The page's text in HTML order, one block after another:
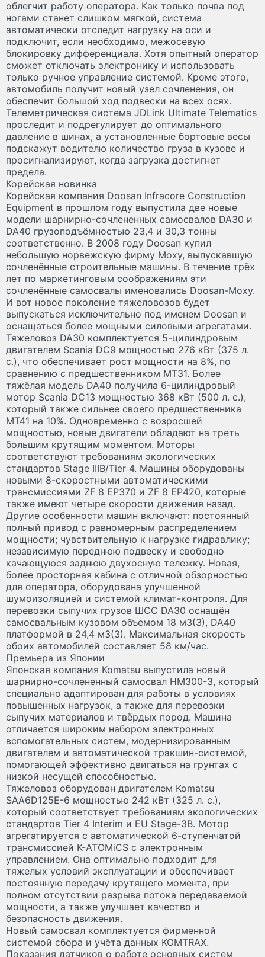
облегчит работу оператора. Как только почва под
ногами станет слишком мягкой, система
автоматически отследит нагрузку на оси и
подключит, если необходимо, межосевую
блокировку дифференциала. Хотя опытный оператор
сможет отключать электронику и использовать
только ручное управление системой. Кроме этого,
автомобиль получит новый узел сочленения, он
обеспечит большой ход подвески на всех осях.
Телеметрическая система JDLink Ultimate Telematics
проследит и подрегулирует до оптимального
давление в шинах, а установленные бортовые весы
подскажут водителю количество груза в кузове и
просигнализируют, когда загрузка достигнет
предела.
Корейская новинка
Корейская компания Doosan Infracore Construction
Equipment в прошлом году выпустила две новые
модели шарнирно-сочлененных самосвалов DA30 и
DA40 грузоподъёмностью 23,4 и 30,3 тонны
соответственно. В 2008 году Doosan купил
небольшую норвежскую фирму Moxy, выпускавшую
сочленённые строительные машины. В течение трёх
лет по маркетинговым соображениям эти
сочленённые самосвалы именовались Doosan-Moxy.
И вот новое поколение тяжеловозов будет
выпускаться исключительно под именем Doosan и
оснащаться более мощными силовыми агрегатами.
Тяжеловоз DA30 комплектуется 5-цилиндровым
двигателем Scania DC9 мощностью 276 кВт (375 л.
с.), что обеспечивает рост мощности на 8%, по
сравнению с предшественником MT31. Более
тяжёлая модель DA40 получила 6-цилиндровый
мотор Scania DC13 мощностью 368 кВт (500 л. с.),
который также сильнее своего предшественника
MT41 на 10%. Одновременно с возросшей
мощностью, новые двигатели обладают на треть
большим крутящим моментом. Моторы
соответствуют требованиям экологических
стандартов Stage IIIB/Tier 4. Машины оборудованы
новыми 8-скоростными автоматическими
трансмиссиями ZF 8 EP370 и ZF 8 EP420, которые
также имеют четыре скорости движения назад.
Другие особенности машин включают: постоянный
полный привод с равномерным распределением
мощности; чувствительную к нагрузке гидравлику;
независимую переднюю подвеску и свободно
качающуюся заднюю двухосную тележку. Новая,
более просторная кабина с отличной обзорностью
для оператора, оборудована улучшенной
шумоизоляцией и системой климат-контроля. Для
перевозки сыпучих грузов ШСС DA30 оснащён
самосвальным кузовом объемом 18 м3(3), DA40
платформой в 24,4 м3(3). Максимальная скорость
обоих автомобилей составляет 58 км/час.
Премьера из Японии
Японская компания Komatsu выпустила новый
шарнирно-сочлененный самосвал HM300-3, который
специально адаптирован для работы в условиях
повышенных нагрузок, а также для перевозки
сыпучих материалов и твёрдых пород. Машина
отличается широким набором электронных
вспомогательных систем, модернизированным
двигателем и автоматической трэкшин-системой,
помогающей эффективно двигаться на грунтах с
низкой несущей способностью.
Тяжеловоз оборудован двигателем Komatsu
SAA6D125E-6 мощностью 242 кВт (325 л. с.),
который соответствует требованиям экологических
стандартов Tier 4 Interim и EU Stage-3B. Мотор
агрегатируется с автоматической 6-ступенчатой
трансмиссией K-ATOMiCS с электронным
управлением. Она оптимально подходит для
тяжелых условий эксплуатации и обеспечивает
постоянную передачу крутящего момента, при
полном отсутствии разрыва потока передаваемой
мощности, а также улучшает качество и
безопасность движения.
Новый самосвал комплектуется фирменной
системой сбора и учёта данных KOMTRAX.
Показания датчиков о работе основных систем